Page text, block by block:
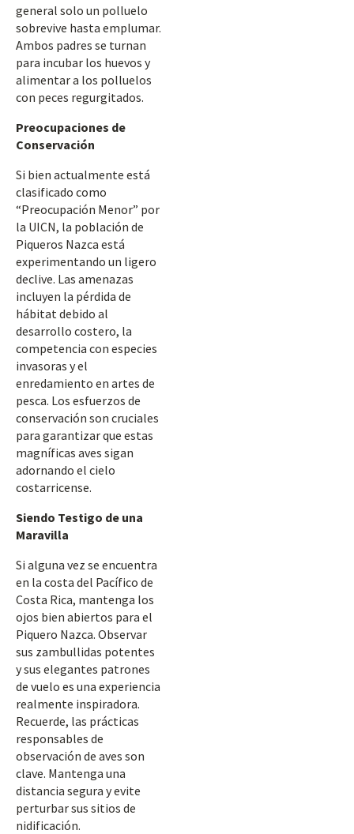
general solo un polluelo
sobrevive hasta emplumar.
Ambos padres se turnan
para incubar los huevos y
alimentar a los polluelos
con peces regurgitados.
Preocupaciones de
Conservación
Si bien actualmente está
clasificado como
“Preocupación Menor” por
la UICN, la población de
Piqueros Nazca está
experimentando un ligero
declive. Las amenazas
incluyen la pérdida de
hábitat debido al
desarrollo costero, la
competencia con especies
invasoras y el
enredamiento en artes de
pesca. Los esfuerzos de
conservación son cruciales
para garantizar que estas
magníficas aves sigan
adornando el cielo
costarricense.
Siendo Testigo de una
Maravilla
Si alguna vez se encuentra
en la costa del Pacífico de
Costa Rica, mantenga los
ojos bien abiertos para el
Piquero Nazca. Observar
sus zambullidas potentes
y sus elegantes patrones
de vuelo es una experiencia
realmente inspiradora.
Recuerde, las prácticas
responsables de
observación de aves son
clave. Mantenga una
distancia segura y evite
perturbar sus sitios de
nidificación.